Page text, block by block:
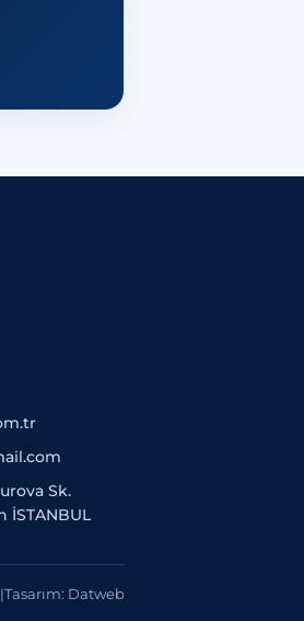
Sk.
İSTANBUL
|Tasarım: Datweb